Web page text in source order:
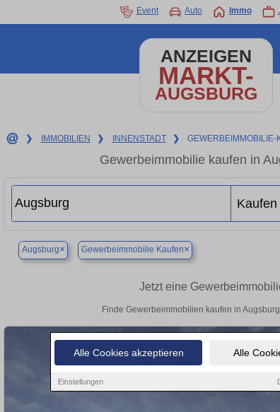
Alle Cookies akzeptieren Alle
Einstellungen
Event Auto Immo
ANZEIGEN
MARKT-
AUGSBURG
❯ IMMOBILIEN ❯ INNENSTADT ❯ GEWERBEIMMOBILIE-
Gewerbeimmobilie kaufen in
Augsburg× Gewerbeimmobilie Kaufen×
Jetzt eine
Finde Gewerbeimmobilien kaufen in